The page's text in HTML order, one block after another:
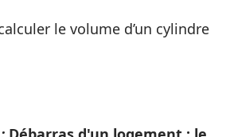
le volume d’un cylindre